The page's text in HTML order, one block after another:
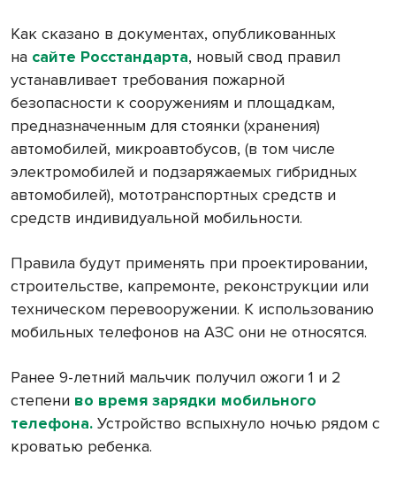
Как сказано в документах, опубликованных
на сайте Росстандарта, новый свод правил
устанавливает требования пожарной
безопасности к сооружениям и площадкам,
предназначенным для стоянки (хранения)
автомобилей, микроавтобусов, (в том числе
электромобилей и подзаряжаемых гибридных
автомобилей), мототранспортных средств и
средств индивидуальной мобильности.
Правила будут применять при проектировании,
строительстве, капремонте, реконструкции или
техническом перевооружении. К использованию
мобильных телефонов на АЗС они не относятся.
Ранее 9-летний мальчик получил ожоги 1 и 2
степени во время зарядки мобильного
телефона. Устройство вспыхнуло ночью рядом с
кроватью ребенка.